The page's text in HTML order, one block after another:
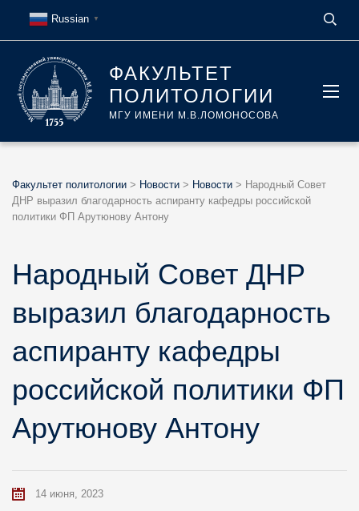
ФАКУЛЬТЕТ
ПОЛИТОЛОГИИ
МГУ ИМЕНИ М.В.ЛОМОНОСОВА
Факультет политологии > Новости > Новости > Народный Совет
ДНР выразил благодарность аспиранту кафедры российской
политики ФП Арутюнову Антону
Народный Совет ДНР
выразил благодарность
аспиранту кафедры
российской политики ФП
Арутюнову Антону
14 июня, 2023
Russian ▼